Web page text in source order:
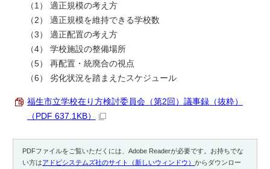
（1） 適正規模の考え方
（2） 適正規模を維持できる学校数
（3） 適正配置の考え方
（4） 学校施設の整備場所
（5） 再配置・統廃合の視点
（6） 劣化状況を踏まえたスケジュール
福生市立学校在り方検討委員会（第2回）議事録（抜粋）
（PDF 637.1KB）
PDFファイルをご覧いただくには、Adobe Readerが必要です。お持ちでな
い方はアドビシステムズ社のサイト（新しいウィンドウ）からダウンロー